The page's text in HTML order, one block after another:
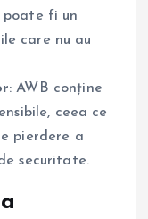
poate fi un
care nu au
: AWB conține
ceea ce
pierdere a
securitate.